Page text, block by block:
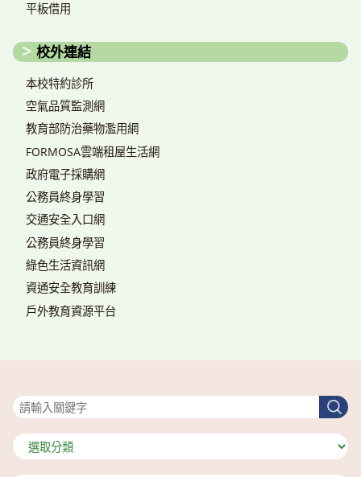
平板借用
校外連結
本校特約診所
空氣品質監測網
教育部防治藥物濫用網
FORMOSA雲端租屋生活網
政府電子採購網
公務員終身學習
交通安全入口網
公務員終身學習
綠色生活資訊網
資通安全教育訓練
戶外教育資源平台
搜
尋
分
類